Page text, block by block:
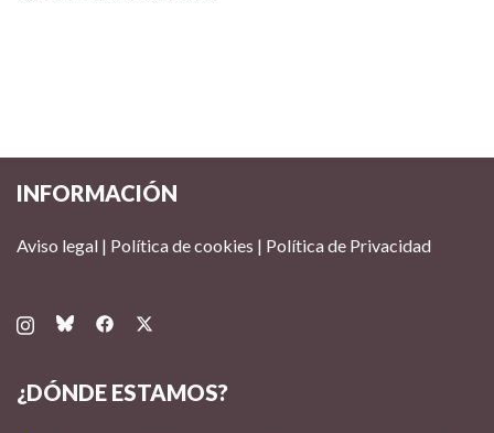
INFORMACIÓN
Aviso legal | Política de cookies | Política de Privacidad
¿DÓNDE ESTAMOS?